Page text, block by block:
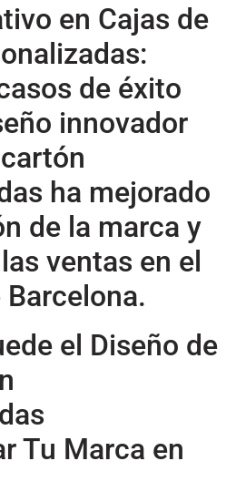
en Cajas de
de éxito
innovador
ha mejorado
de la marca y
ventas en el
el Diseño de
Tu Marca en